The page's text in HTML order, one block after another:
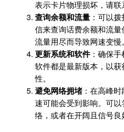
表示卡片物理损坏，请联
查询余额和流量：可以拨
信来查询话费余额和流
流量用尽而导致网速变慢。
更新系统和软件：确保手
软件都是最新版本，以
性。
避免网络拥堵：在高峰
速可能会受到影响。可
络，或者在开阔且信号良